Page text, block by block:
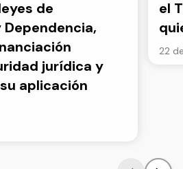
de
jurídica y
aplicación
el
22